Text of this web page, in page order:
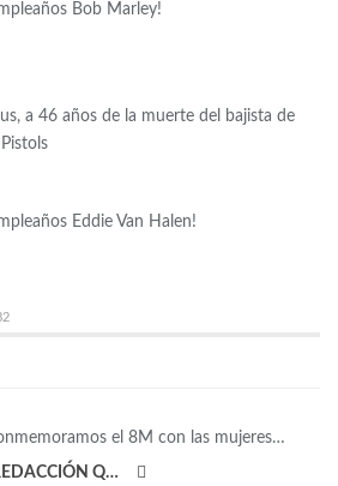
Bob Marley!
a 46 años de la muerte del bajista de
Pistols
Eddie Van Halen!
el 8M con las mujeres…
REDACCIÓN QRP